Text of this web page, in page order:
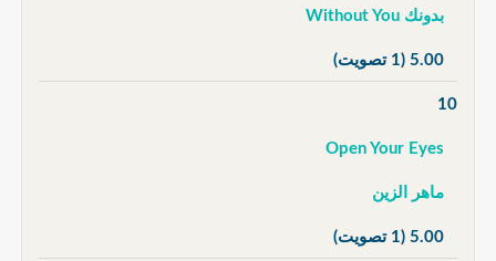
بدونك Without You
5.00 (1 تصويت)
10
Open Your Eyes
ماهر الزين
5.00 (1 تصويت)